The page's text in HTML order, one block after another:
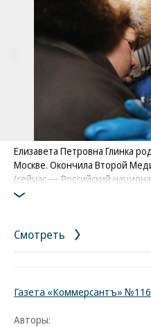
Елизавета Петровна Глинка
Москве. Окончила Второй
(сейчас — Российский
медицинский университет им.
направлению «паллиативная
Смотреть
Газета «Коммерсантъ» №116
Авторы: